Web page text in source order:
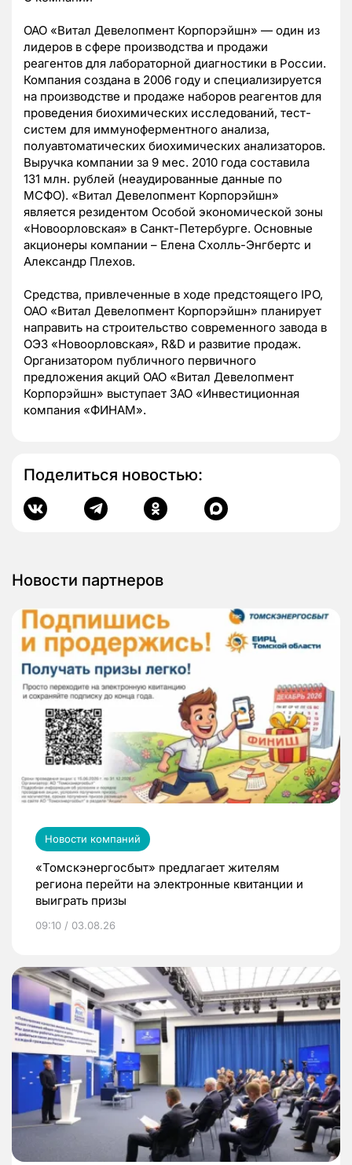
ОАО «Витал Девелопмент Корпорэйшн» — один из
лидеров в сфере производства и продажи
реагентов для лабораторной диагностики в России.
Компания создана в 2006 году и специализируется
на производстве и продаже наборов реагентов для
проведения биохимических исследований, тест-
систем для иммуноферментного анализа,
полуавтоматических биохимических анализаторов.
Выручка компании за 9 мес. 2010 года составила
131 млн. рублей (неаудированные данные по
МСФО). «Витал Девелопмент Корпорэйшн»
является резидентом Особой экономической зоны
«Новоорловская» в Санкт-Петербурге. Основные
акционеры компании – Елена Схолль-Энгбертс и
Александр Плехов.
Средства, привлеченные в ходе предстоящего IPO,
ОАО «Витал Девелопмент Корпорэйшн» планирует
направить на строительство современного завода в
ОЭЗ «Новоорловская», R&D и развитие продаж.
Организатором публичного первичного
предложения акций ОАО «Витал Девелопмент
Корпорэйшн» выступает ЗАО «Инвестиционная
компания «ФИНАМ».
Поделиться новостью:
Новости партнеров
Новости компаний
«Томскэнергосбыт» предлагает жителям
региона перейти на электронные квитанции и
выиграть призы
09:10 / 03.08.26